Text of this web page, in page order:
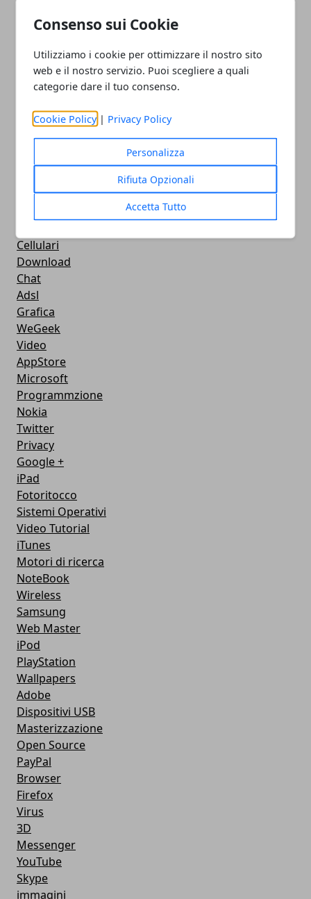
Consenso sui Cookie
Utilizziamo i cookie per ottimizzare il nostro sito
web e il nostro servizio. Puoi scegliere a quali
categorie dare il tuo consenso.
Cookie Policy | Privacy Policy
Personalizza
Rifiuta Opzionali
Accetta Tutto
CMS
iPhone
Apple
Videogames
Streaming
Android
MacBook
Google Maps
Cellulari
Download
Chat
Adsl
Grafica
WeGeek
Video
AppStore
Microsoft
Programmzione
Nokia
Twitter
Privacy
Google +
iPad
Fotoritocco
Sistemi Operativi
Video Tutorial
iTunes
Motori di ricerca
NoteBook
Wireless
Samsung
Web Master
iPod
PlayStation
Wallpapers
Adobe
Dispositivi USB
Masterizzazione
Open Source
PayPal
Browser
Firefox
Virus
3D
Messenger
YouTube
Skype
immagini